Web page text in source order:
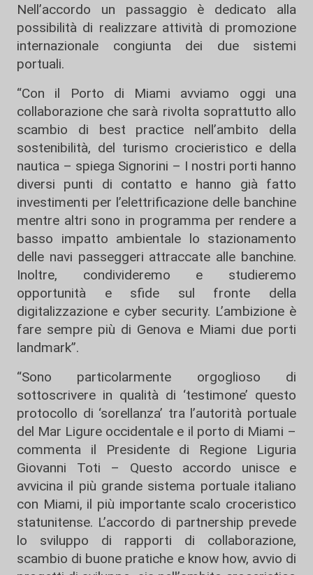
Nell’accordo un passaggio è dedicato alla
possibilità di realizzare attività di promozione
internazionale congiunta dei due sistemi
portuali.
“Con il Porto di Miami avviamo oggi una
collaborazione che sarà rivolta soprattutto allo
scambio di best practice nell’ambito della
sostenibilità, del turismo crocieristico e della
nautica – spiega Signorini – I nostri porti hanno
diversi punti di contatto e hanno già fatto
investimenti per l’elettrificazione delle banchine
mentre altri sono in programma per rendere a
basso impatto ambientale lo stazionamento
delle navi passeggeri attraccate alle banchine.
Inoltre, condivideremo e studieremo
opportunità e sfide sul fronte della
digitalizzazione e cyber security. L’ambizione è
fare sempre più di Genova e Miami due porti
landmark”.
“Sono particolarmente orgoglioso di
sottoscrivere in qualità di ‘testimone’ questo
protocollo di ‘sorellanza’ tra l’autorità portuale
del Mar Ligure occidentale e il porto di Miami –
commenta il Presidente di Regione Liguria
Giovanni Toti – Questo accordo unisce e
avvicina il più grande sistema portuale italiano
con Miami, il più importante scalo croceristico
statunitense. L’accordo di partnership prevede
lo sviluppo di rapporti di collaborazione,
scambio di buone pratiche e know how, avvio di